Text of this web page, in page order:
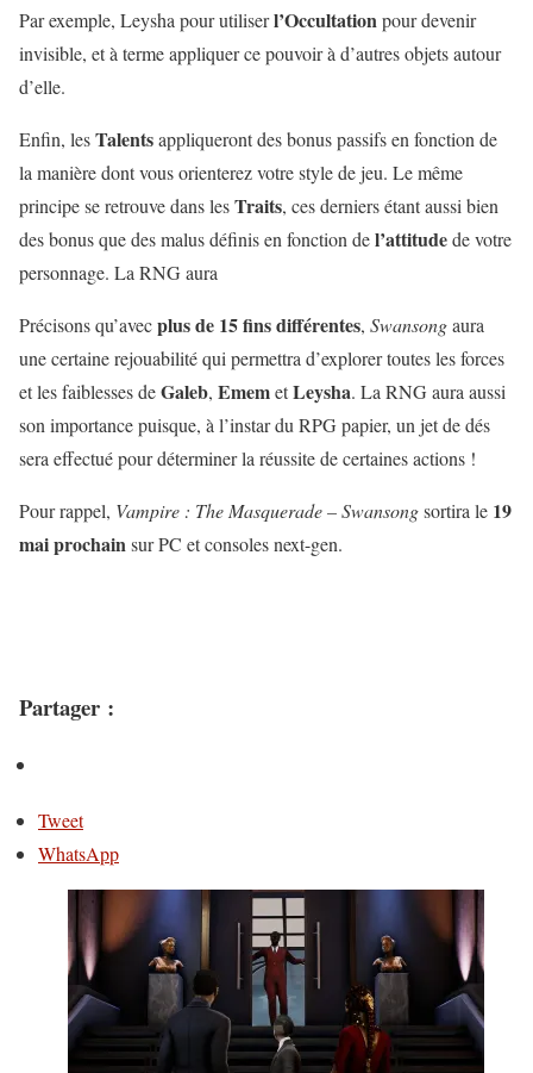
Par exemple, Leysha pour utiliserl’Occultationpour devenir
invisible, et à terme appliquer ce pouvoir à d’autres objets autour
d’elle.
Enfin, lesTalentsappliqueront des bonus passifs en fonction de
la manière dont vous orienterez votre style de jeu. Le même
principe se retrouve dans lesTraits, ces derniers étant aussi bien
des bonus que des malus définis en fonction del’attitudede votre
personnage. La RNG aura
Précisons qu’avecplus de 15 fins différentes, Swansongaura
une certaine rejouabilité qui permettra d’explorer toutes les forces
et les faiblesses deGaleb, EmemetLeysha. La RNG aura aussi
son importance puisque, à l’instar du RPG papier, un jet de dés
sera effectué pour déterminer la réussite de certaines actions !
Pour rappel, Vampire : The Masquerade – Swansongsortira le 19
mai prochainsur PC et consoles next-gen.
Partager :
Tweet
WhatsApp